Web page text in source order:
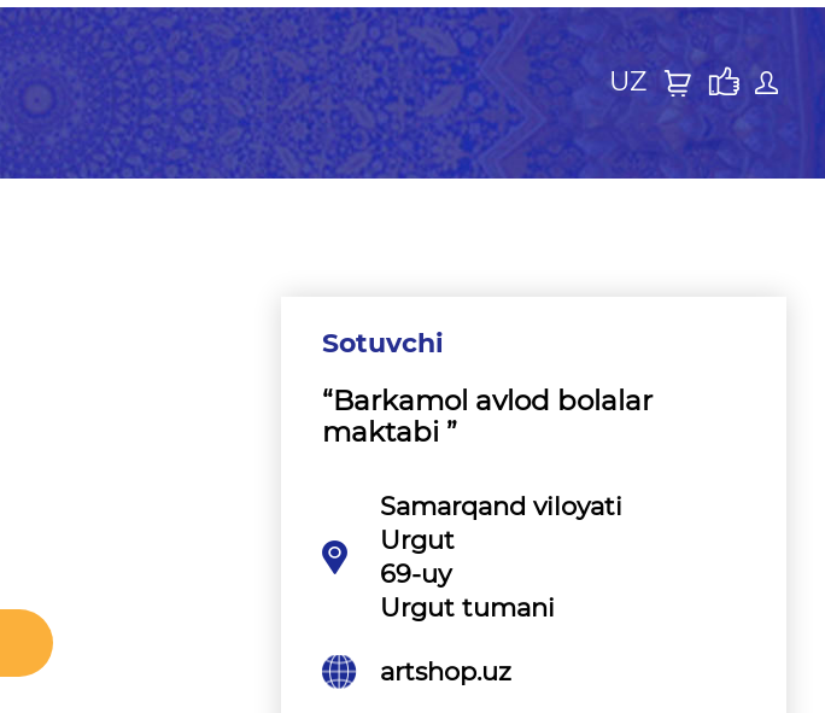
UZ
Sotuvchi
“Barkamol avlod bolalar
maktabi ”
Samarqand viloyati
Urgut
69-uy
Urgut tumani
artshop.uz